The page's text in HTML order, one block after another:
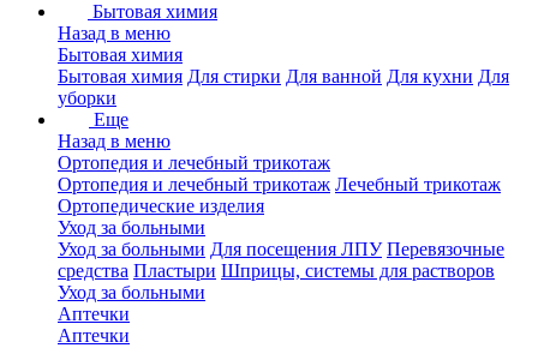
Бытовая химия
Назад в меню
Бытовая химия
Бытовая химия Для стирки Для ванной Для кухни Для
уборки
Еще
Назад в меню
Ортопедия и лечебный трикотаж
Ортопедия и лечебный трикотаж Лечебный трикотаж
Ортопедические изделия
Уход за больными
Уход за больными Для посещения ЛПУ Перевязочные
средства Пластыри Шприцы, системы для растворов
Уход за больными
Аптечки
Аптечки